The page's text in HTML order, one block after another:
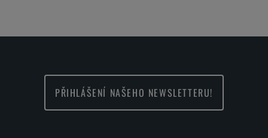
PŘIHLÁŠENÍ NAŠEHO NEWSLETTERU!